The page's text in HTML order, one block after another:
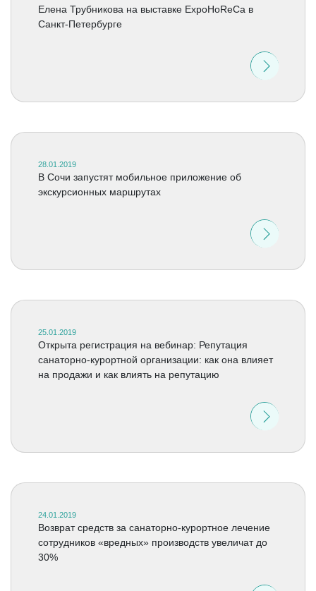
Елена Трубникова на выставке ExpoHoReCa в
Санкт-Петербурге
28.01.2019
В Сочи запустят мобильное приложение об
экскурсионных маршрутах
25.01.2019
Открыта регистрация на вебинар: Репутация
санаторно-курортной организации: как она влияет
на продажи и как влиять на репутацию
24.01.2019
Возврат средств за санаторно-курортное лечение
сотрудников «вредных» производств увеличат до
30%